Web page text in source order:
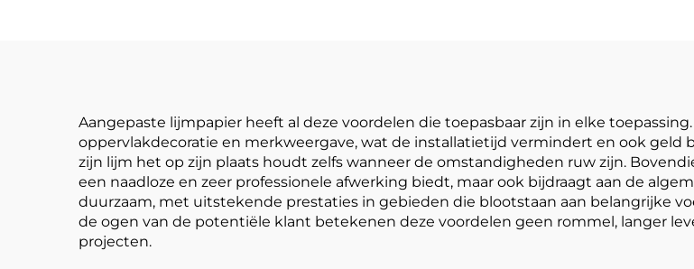
Aangepaste lijmpapier heeft al deze voordelen die toepasbaar zijn in elke
oppervlakdecoratie en merkweergave, wat de installatietijd vermindert en ook geld
zijn lijm het op zijn plaats houdt zelfs wanneer de omstandigheden ruw zijn.
een naadloze en zeer professionele afwerking biedt, maar ook bijdraagt aan de
duurzaam, met uitstekende prestaties in gebieden die blootstaan aan belangrijke
de ogen van de potentiële klant betekenen deze voordelen geen rommel, langer
projecten.